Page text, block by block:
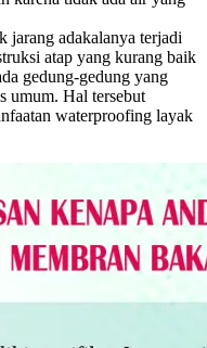
jarang adakalanya terjadi
atap yang kurang baik
gedung-gedung yang
umum. Hal tersebut
waterproofing layak